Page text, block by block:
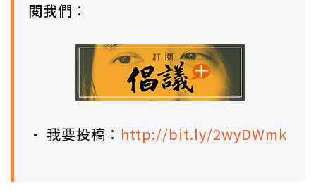
閱我們 ：
• 我要投稿： http://bit.ly/2wyDWmk